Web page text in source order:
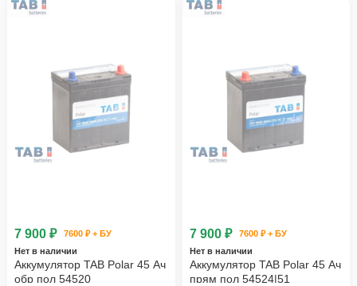
7 900 ₽
7600 ₽ + БУ
Нет в наличии
Аккумулятор TAB Polar 45 Ач
обр пол 54520
7 900 ₽
7600 ₽ + БУ
Нет в наличии
Аккумулятор TAB Polar 45 Ач
прям пол 54524|51